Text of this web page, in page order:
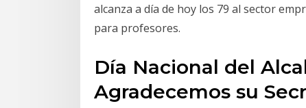
alcanza a día de hoy los 79 al sector
para profesores.
Día Nacional del
Agradecemos su